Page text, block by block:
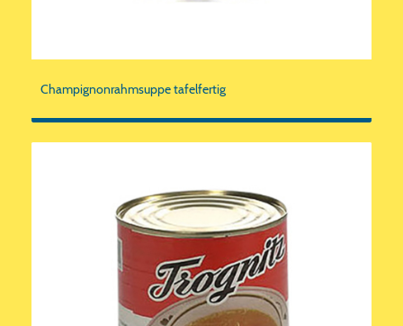
Champignonrahmsuppe tafelfertig